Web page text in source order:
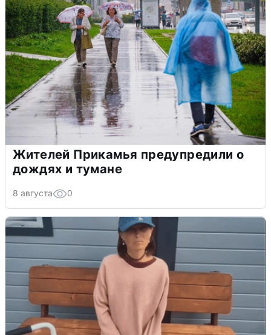
Жителей Прикамья предупредили о
дождях и тумане
8 августа 0